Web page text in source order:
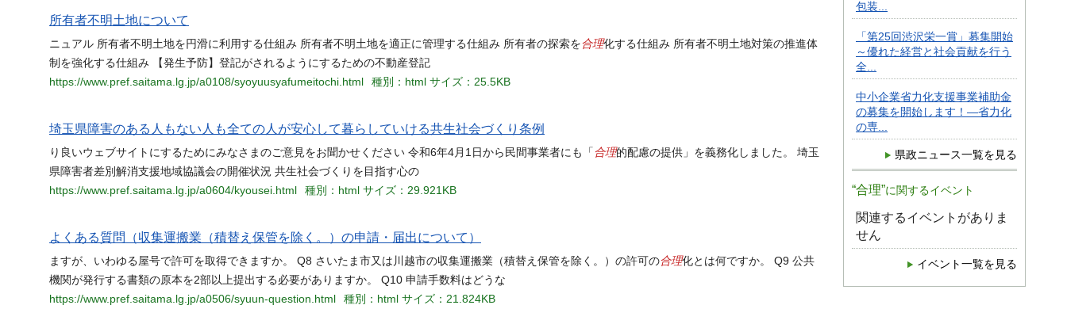
包装...
「第25回渋沢栄一賞」募集開始
～優れた経営と社会貢献を行う
全...
中小企業省力化支援事業補助金
の募集を開始します！―省力化
の専...
県政ニュース一覧を見る
“合理”に関するイベント
関連するイベントがありま
せん
イベント一覧を見る
所有者不明土地について
ニュアル 所有者不明土地を円滑に利用する仕組み 所有者不明土地を適正に管理する仕組み 所有者の探索を合理化する仕組み 所有者不明土地対策の推進体
制を強化する仕組み 【発生予防】登記がされるようにするための不動産登記
https://www.pref.saitama.lg.jp/a0108/syoyuusyafumeitochi.html
種別：html サイズ：25.5KB
埼玉県障害のある人もない人も全ての人が安心して暮らしていける共生社会づくり条例
り良いウェブサイトにするためにみなさまのご意見をお聞かせください 令和6年4月1日から民間事業者にも「 合理的配慮の提供」を義務化しました。 埼玉
県障害者差別解消支援地域協議会の開催状況 共生社会づくりを目指す心の
https://www.pref.saitama.lg.jp/a0604/kyousei.html
種別：html サイズ：29.921KB
よくある質問（収集運搬業（積替え保管を除く。）の申請・届出について）
ますが、いわゆる屋号で許可を取得できますか。 Q8 さいたま市又は川越市の収集運搬業（積替え保管を除く。）の許可の合理化とは何ですか。 Q9 公共
機関が発行する書類の原本を2部以上提出する必要がありますか。 Q10 申請手数料はどうな
https://www.pref.saitama.lg.jp/a0506/syuun-question.html
種別：html サイズ：21.824KB